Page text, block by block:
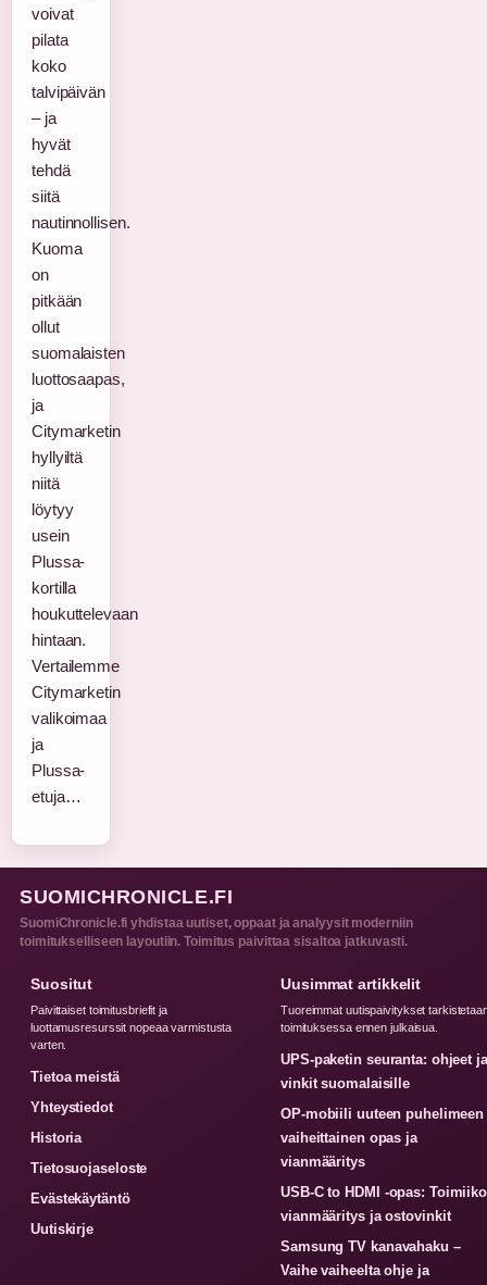
voivat
pilata
koko
talvipäivän
– ja
hyvät
tehdä
siitä
nautinnollisen.
Kuoma
on
pitkään
ollut
suomalaisten
luottosaapas,
ja
Citymarketin
hyllyiltä
niitä
löytyy
usein
Plussa-
kortilla
houkuttelevaan
hintaan.
Vertailemme
Citymarketin
valikoimaa
ja
Plussa-
etuja…
SUOMICHRONICLE.FI
SuomiChronicle.fi yhdistaa uutiset, oppaat ja analyysit moderniin
toimitukselliseen layoutiin. Toimitus paivittaa sisaltoa jatkuvasti.
Suositut
Paivittaiset toimitusbriefit ja
luottamusresurssit nopeaa varmistusta
varten.
Tietoa meistä
Yhteystiedot
Historia
Tietosuojaseloste
Evästekäytäntö
Uutiskirje
Uusimmat artikkelit
Tuoreimmat uutispaivitykset
toimituksessa ennen julkaisua.
UPS-paketin seuranta: ohjeet ja
vinkit suomalaisille
OP-mobiili uuteen puhelimeen
vaiheittainen opas ja
vianmääritys
USB-C to HDMI -opas:
vianmääritys ja ostovinkit
Samsung TV kanavahaku –
Vaihe vaiheelta ohje ja